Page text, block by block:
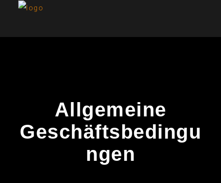
Allgemeine
Geschäftsbedingu
ngen